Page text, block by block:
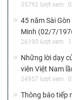
35792 lượt xem
45 năm Sài
Minh (02/7/
26190 lượt xem
Những lời dạy
viên Việt Nam
24957 lượt xem
Thông báo tiếp